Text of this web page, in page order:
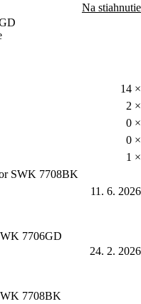
Na stiahnutie
14 ×
2 ×
0 ×
0 ×
1 ×
SWK 7708BK
11. 6. 2026
7706GD
24. 2. 2026
7708BK